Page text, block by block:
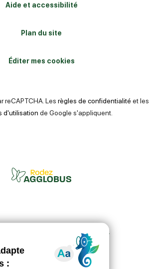
Aide et accessibilité
Plan du site
Éditer mes cookies
reCAPTCHA. Les règles de confidentialité et les
d'utilisation de Google s'appliquent.